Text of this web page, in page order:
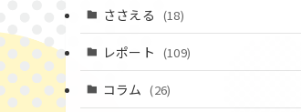
ささえる (18)
(4)
(1)
レポート (109)
コラム (26)